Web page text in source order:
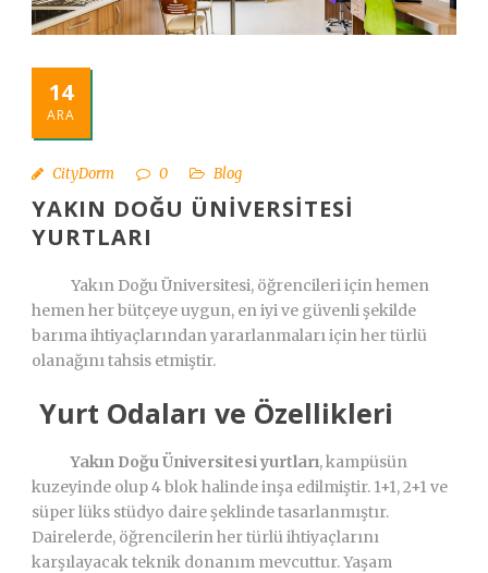
14
ARA
CityDorm 0 Blog
YAKIN DOĞU ÜNIVERSITESI
YURTLARI
Yakın Doğu Üniversitesi, öğrencileri için hemen
hemen her bütçeye uygun, en iyi ve güvenli şekilde
barıma ihtiyaçlarından yararlanmaları için her türlü
olanağını tahsis etmiştir.
Yurt Odaları ve Özellikleri
Yakın Doğu Üniversitesi yurtları, kampüsün
kuzeyinde olup 4 blok halinde inşa edilmiştir. 1+1, 2+1 ve
süper lüks stüdyo daire şeklinde tasarlanmıştır.
Dairelerde, öğrencilerin her türlü ihtiyaçlarını
karşılayacak teknik donanım mevcuttur. Yaşam